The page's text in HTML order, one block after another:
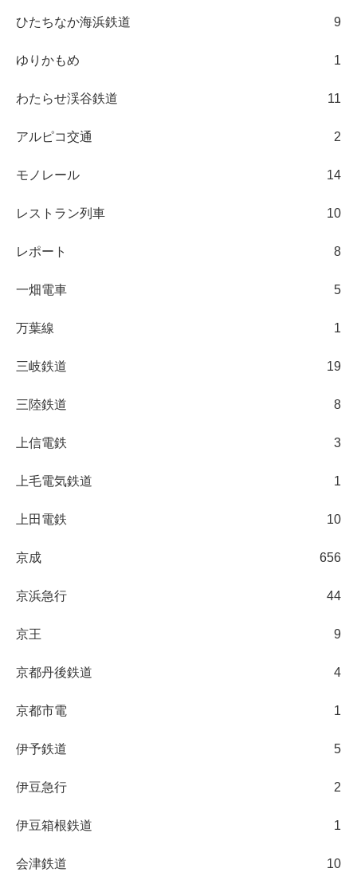
ひたちなか海浜鉄道 9
ゆりかもめ 1
わたらせ渓谷鉄道 11
アルピコ交通 2
モノレール 14
レストラン列車 10
レポート 8
一畑電車 5
万葉線 1
三岐鉄道 19
三陸鉄道 8
上信電鉄 3
上毛電気鉄道 1
上田電鉄 10
京成 656
京浜急行 44
京王 9
京都丹後鉄道 4
京都市電 1
伊予鉄道 5
伊豆急行 2
伊豆箱根鉄道 1
会津鉄道 10